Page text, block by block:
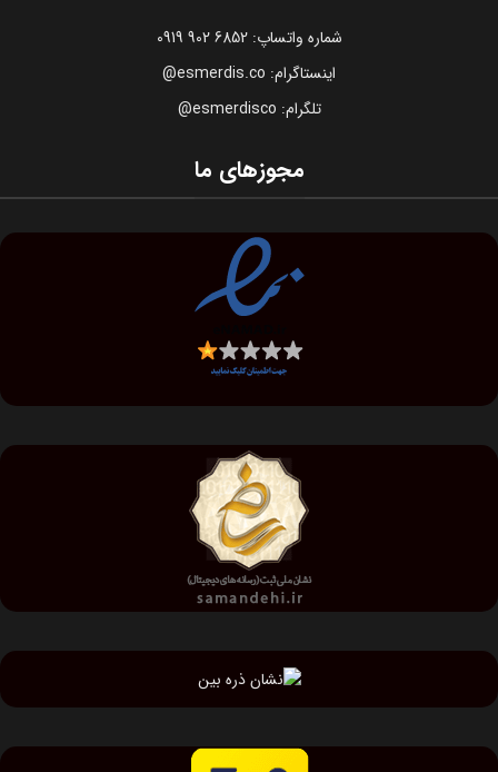
شماره واتساپ: 6852 902 0919
اینستاگرام: esmerdis.co@
تلگرام: esmerdisco@
مجوزهای ما